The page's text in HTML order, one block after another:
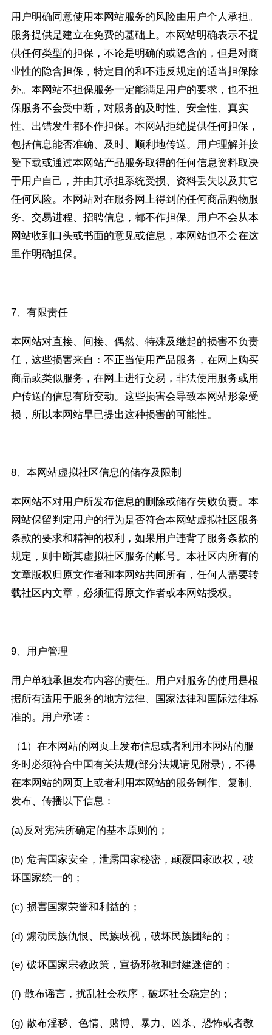
用户明确同意使用本网站服务的风险由用户个人承担。
服务提供是建立在免费的基础上。本网站明确表示不提
供任何类型的担保，不论是明确的或隐含的，但是对商
业性的隐含担保，特定目的和不违反规定的适当担保除
外。本网站不担保服务一定能满足用户的要求，也不担
保服务不会受中断，对服务的及时性、安全性、真实
性、出错发生都不作担保。本网站拒绝提供任何担保，
包括信息能否准确、及时、顺利地传送。用户理解并接
受下载或通过本网站产品服务取得的任何信息资料取决
于用户自己，并由其承担系统受损、资料丢失以及其它
任何风险。本网站对在服务网上得到的任何商品购物服
务、交易进程、招聘信息，都不作担保。用户不会从本
网站收到口头或书面的意见或信息，本网站也不会在这
里作明确担保。
7、有限责任
本网站对直接、间接、偶然、特殊及继起的损害不负责
任，这些损害来自：不正当使用产品服务，在网上购买
商品或类似服务，在网上进行交易，非法使用服务或用
户传送的信息有所变动。这些损害会导致本网站形象受
损，所以本网站早已提出这种损害的可能性。
8、本网站虚拟社区信息的储存及限制
本网站不对用户所发布信息的删除或储存失败负责。本
网站保留判定用户的行为是否符合本网站虚拟社区服务
条款的要求和精神的权利，如果用户违背了服务条款的
规定，则中断其虚拟社区服务的帐号。本社区内所有的
文章版权归原文作者和本网站共同所有，任何人需要转
载社区内文章，必须征得原文作者或本网站授权。
9、用户管理
用户单独承担发布内容的责任。用户对服务的使用是根
据所有适用于服务的地方法律、国家法律和国际法律标
准的。用户承诺：
（1）在本网站的网页上发布信息或者利用本网站的服
务时必须符合中国有关法规(部分法规请见附录)，不得
在本网站的网页上或者利用本网站的服务制作、复制、
发布、传播以下信息：
(a)反对宪法所确定的基本原则的；
(b) 危害国家安全，泄露国家秘密，颠覆国家政权，破
坏国家统一的；
(c) 损害国家荣誉和利益的；
(d) 煽动民族仇恨、民族歧视，破坏民族团结的；
(e) 破坏国家宗教政策，宣扬邪教和封建迷信的；
(f) 散布谣言，扰乱社会秩序，破坏社会稳定的；
(g) 散布淫秽、色情、赌博、暴力、凶杀、恐怖或者教